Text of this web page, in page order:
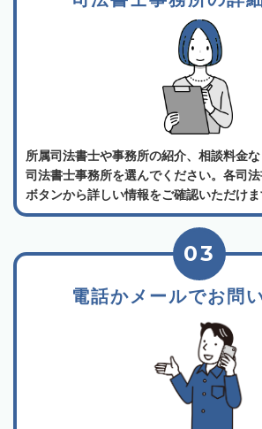
所属司法書士や事務所の紹介、相談料金
司法書士事務所を選んでください。各司
ボタンから詳しい情報をご確認いただけま
電話かメールでお問
03